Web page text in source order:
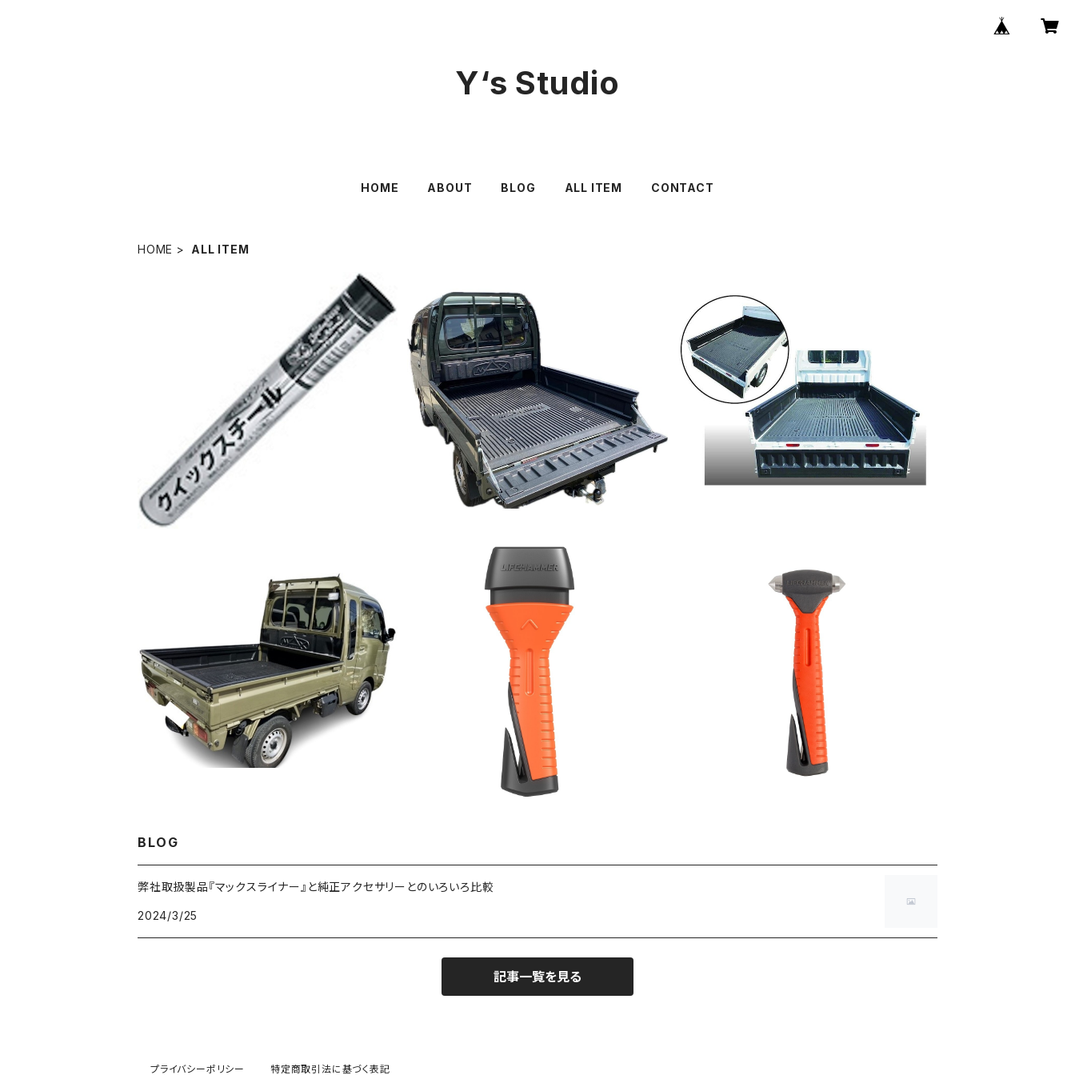
Y‘s Studio
HOME ABOUT BLOG ALL ITEM CONTACT
HOME ALL ITEM
【正規輸入品】クイックスチクィックスチー
ル 4oz （113g） 1本
¥5,480
スズキ スーパーキャリィ用 荷台保護カバー_
ベッドライナー_オーバーレール_MAXLINE
R
¥90,200
MAXLINER 軽トラベッドライナー(ユニバ
ーサル仕様)
¥79,200
MAXLINER 軽トラックベッドライナー(ダ
イハツ_ジャンボ用)
¥90,200
LIFE HAMMER EVOLUTION 緊急脱出用
ハンマー
¥4,180
LIFE HAMMER PLUS 緊急脱出用ハンマー
¥3,740
BLOG
弊社取扱製品『マックスライナー』と純正アクセサリーとのいろいろ比較
2024/3/25
記事一覧を見る
プライバシーポリシー 特定商取引法に基づく表記